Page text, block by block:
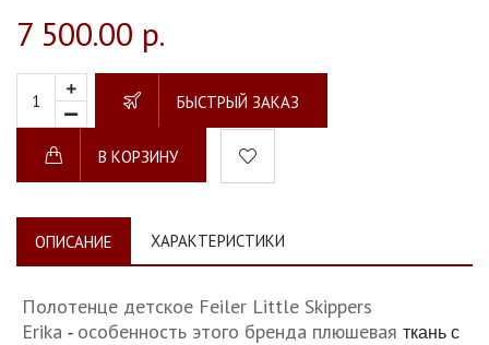
7 500.00 р.
БЫСТРЫЙ ЗАКАЗ
В КОРЗИНУ
ОПИСАНИЕ ХАРАКТЕРИСТИКИ
Полотенце детское Feiler Little Skippers
Erika - особенность этого бренда плюшевая ткань с